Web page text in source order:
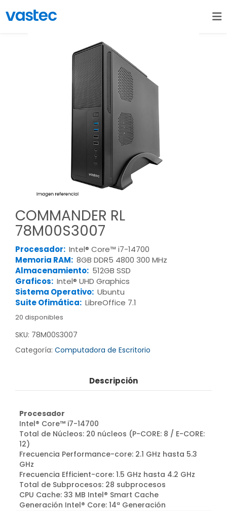
COMMANDER RL
78M00S3007
Procesador: Intel® Core™ i7-14700
Memoria RAM: 8GB DDR5 4800 300 MHz
Almacenamiento: 512GB SSD
Graficos: Intel® UHD Graphics
Sistema Operativo: Ubuntu
Suite Ofimática: LibreOffice 7.1
20 disponibles
SKU: 78M00S3007
Categoría: Computadora de Escritorio
Descripción
Procesador
Intel® Core™ i7-14700
Total de Núcleos: 20 núcleos (P-CORE: 8 / E-CORE:
12)
Frecuencia Performance-core: 2.1 GHz hasta 5.3
GHz
Frecuencia Efficient-core: 1.5 GHz hasta 4.2 GHz
Total de Subprocesos: 28 subprocesos
CPU Cache: 33 MB Intel® Smart Cache
Generación Intel® Core: 14ª Generación